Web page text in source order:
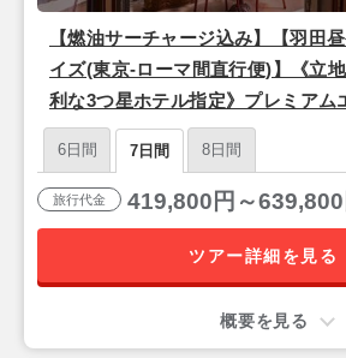
【燃油サーチャージ込み】【羽田
イズ(東京-ローマ間直行便)】《立
利な3つ星ホテル指定》プレミアム
♪ 『フィレンツェ＆ベネチア』7日間
6日間 7日間 8日間
旅行代金 419,800円～639,800
ツアー詳細を見る
概要を見る